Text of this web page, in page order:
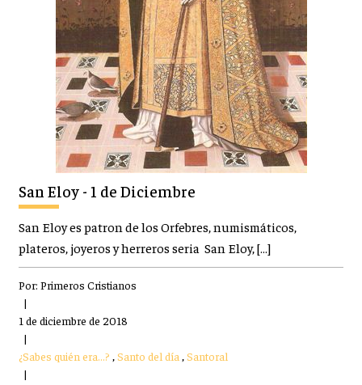
San Eloy - 1 de Diciembre
San Eloy es patron de los Orfebres, numismáticos,
plateros, joyeros y herreros seria San Eloy, […]
Por: Primeros Cristianos
|
1 de diciembre de 2018
|
¿Sabes quién era...? ,Santo del día ,Santoral
|